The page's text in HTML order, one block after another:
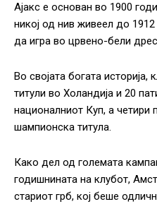
Ајакс е основан во 1900
никој од нив живеел до
да игра во црвено-бели
Во својата богата
титули во Холандија и 20
националниот Куп, а четири
шампионска титула.
Како дел од големата
годишнината на клубот,
стариот грб, кој беше